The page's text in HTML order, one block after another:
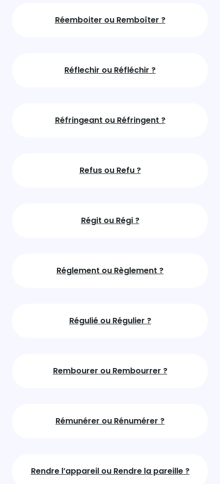
Réemboiter ou Remboîter ?
Réflechir ou Réfléchir ?
Réfringeant ou Réfringent ?
Refus ou Refu ?
Régit ou Régi ?
Réglement ou Règlement ?
Régulié ou Régulier ?
Rembourer ou Rembourrer ?
Rémunérer ou Rénumérer ?
Rendre l’appareil ou Rendre la pareille ?